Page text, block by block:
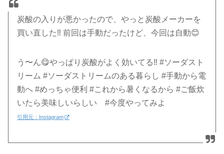
炭酸の入りが悪かったので、やっと炭酸メーカーを
買い直した‼️ 前回は手動だったけど、今回は自動😊
う〜ん😋やっぱり炭酸がよく効いてる‼️ #ソーダスト
リーム #ソーダストリームのある暮らし #手動から電
動へ #めっちゃ便利 #これから暑くなるから #ご飯炊
いたら美味しいらしい #今度やってみよ
引用元：Instagram